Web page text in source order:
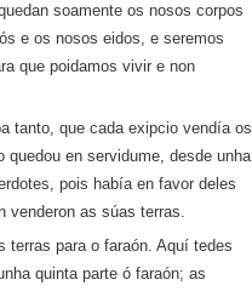
soamente os nosos corpos
e os nosos eidos, e seremos
que poidamos vivir e non
tanto, que cada exipcio vendía os
quedou en servidume, desde unha
pois había en favor deles
venderon as súas terras.
terras para o faraón. Aquí tedes
quinta parte ó faraón; as